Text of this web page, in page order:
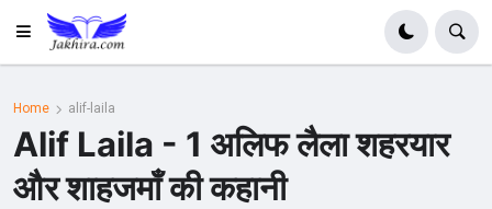
Home alif-laila
Alif Laila - 1 अलिफ लैला शहरयार
और शाहजमाँ की कहानी